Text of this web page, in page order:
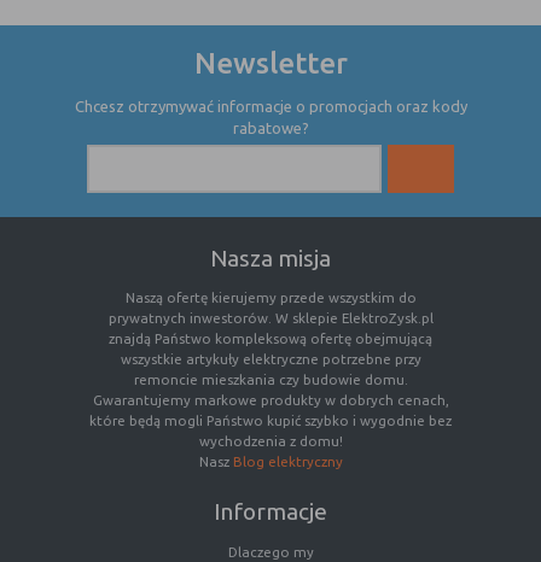
- służą bardzo ważnym funkcjonalnościom
wybrane funkcje nie będą działać
prawidłowo.
zablokowanie nie spowoduje
serwisu, ale może obniżyć poziom
świadczenia usługi ze względu na brak
możliwości realizacji przez właściciela
witryny przychodów subsydiujących
działanie serwisu. Do tej kategorii należą
np. cookies reklamowe.
B. Ze względu na czas przez jaki cookie będzie
Newsletter
Chcesz otrzymywać informacje o promocjach oraz kody
rabatowe?
Nasza misja
Naszą ofertę kierujemy przede wszystkim do
prywatnych inwestorów. W sklepie ElektroZysk.pl
znajdą Państwo kompleksową ofertę obejmującą
wszystkie artykuły elektryczne potrzebne przy
remoncie mieszkania czy budowie domu.
Gwarantujemy markowe produkty w dobrych cenach,
które będą mogli Państwo kupić szybko i wygodnie bez
wychodzenia z domu!
Nasz Blog elektryczny
Informacje
Dlaczego my